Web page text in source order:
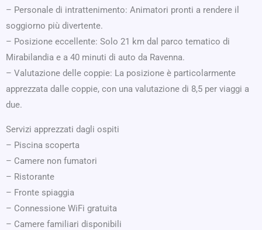
– Personale di intrattenimento: Animatori pronti a rendere il
soggiorno più divertente.
– Posizione eccellente: Solo 21 km dal parco tematico di
Mirabilandia e a 40 minuti di auto da Ravenna.
– Valutazione delle coppie: La posizione è particolarmente
apprezzata dalle coppie, con una valutazione di 8,5 per viaggi a
due.
Servizi apprezzati dagli ospiti
– Piscina scoperta
– Camere non fumatori
– Ristorante
– Fronte spiaggia
– Connessione WiFi gratuita
– Camere familiari disponibili